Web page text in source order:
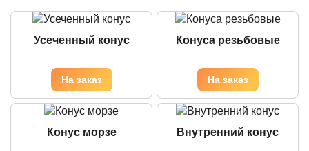
Усеченный конус Конуса резьбовые
Конус морзе Внутренний конус